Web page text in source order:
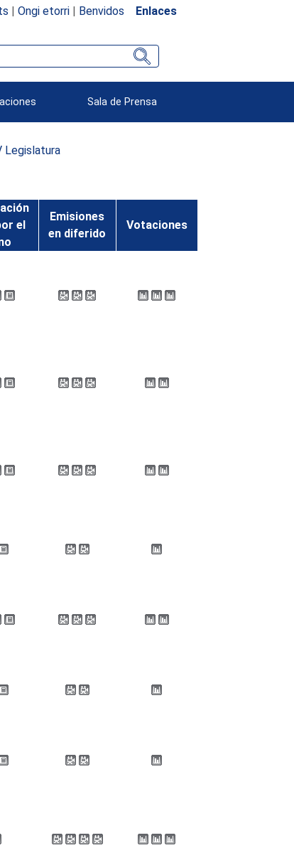
| Ongi etorri| Benvidos Enlaces
Sala de Prensa
Legislatura
el
Emisiones
en diferido
Votaciones